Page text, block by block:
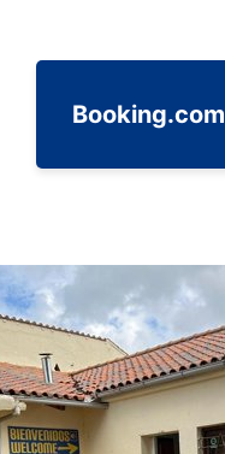
Booking.com